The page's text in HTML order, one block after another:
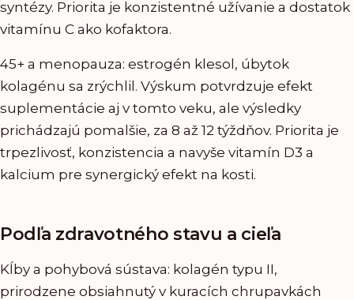
syntézy. Priorita je konzistentné užívanie a dostatok
vitamínu C ako kofaktora.
45+ a menopauza: estrogén klesol, úbytok
kolagénu sa zrýchlil. Výskum potvrdzuje efekt
suplementácie aj v tomto veku, ale výsledky
prichádzajú pomalšie, za 8 až 12 týždňov. Priorita je
trpezlivosť, konzistencia a navyše vitamín D3 a
kalcium pre synergický efekt na kosti.
Podľa zdravotného stavu a cieľa
Kĺby a pohybová sústava: kolagén typu II,
prirodzene obsiahnutý v kuracích chrupavkách